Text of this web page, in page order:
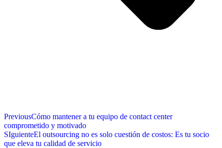
PreviousCómo mantener a tu equipo de contact center
comprometido y motivado
SIguienteEl outsourcing no es solo cuestión de costos: Es tu socio
que eleva tu calidad de servicio